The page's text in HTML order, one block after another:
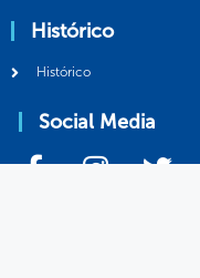
Histórico
Histórico
Social Media